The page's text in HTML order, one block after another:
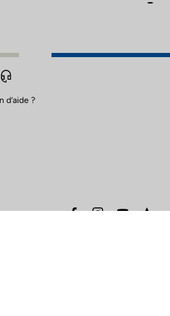
d’aide ?
facebookinstagramyoutube
pour contrôler la manière dont